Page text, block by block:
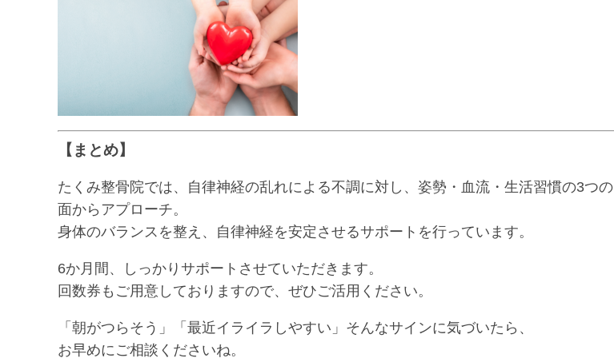
【まとめ】
たくみ整骨院では、自律神経の乱れによる不調に対し、姿勢・血流・生活習慣の3つの
面からアプローチ。
身体のバランスを整え、自律神経を安定させるサポートを行っています。
6か月間、しっかりサポートさせていただきます。
回数券もご用意しておりますので、ぜひご活用ください。
「朝がつらそう」「最近イライラしやすい」そんなサインに気づいたら、
お早めにご相談くださいね。